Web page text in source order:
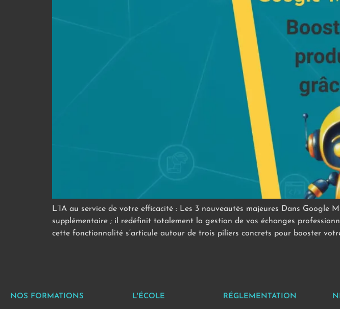
L’IA au service de votre efficacité : Les 3 nouveautés majeures Dans Google
supplémentaire ; il redéfinit totalement la gestion de vos échanges
cette fonctionnalité s’articule autour de trois piliers concrets pour booster
NOS FORMATIONS L'ÉCOLE RÉGLEMENTATION